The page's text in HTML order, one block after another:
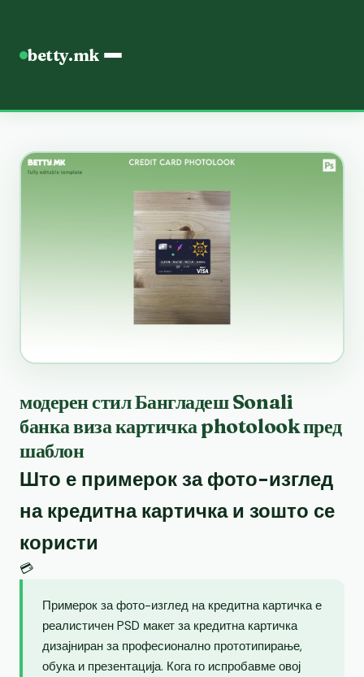
betty.mk
модерен стил Бангладеш Sonali
банка виза картичка photolook пред
шаблон
Што е примерок за фото-изглед
на кредитна картичка и зошто се
користи
💳
Примерок за фото-изглед на кредитна картичка е
реалистичен PSD макет за кредитна картичка
дизајниран за професионално прототипирање,
обука и презентација. Кога го испробавме овој